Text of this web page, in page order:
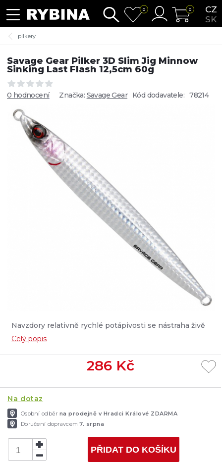
CZ
SK
0 0
pilkery
Savage Gear Pilker 3D Slim Jig Minnow
Sinking Last Flash 12,5cm 60g
0 hodnocení Značka: Savage Gear Kód dodavatele:78214
Navzdory relativně rychlé potápivosti se nástraha živě
třpytí a chvěje jako zraněná rybka....
Celý popis
286 Kč
Na dotaz
Osobní odběr na prodejně v Hradci Králové ZDARMA
Doručení dopravcem7. srpna
PŘIDAT DO KOŠÍKU